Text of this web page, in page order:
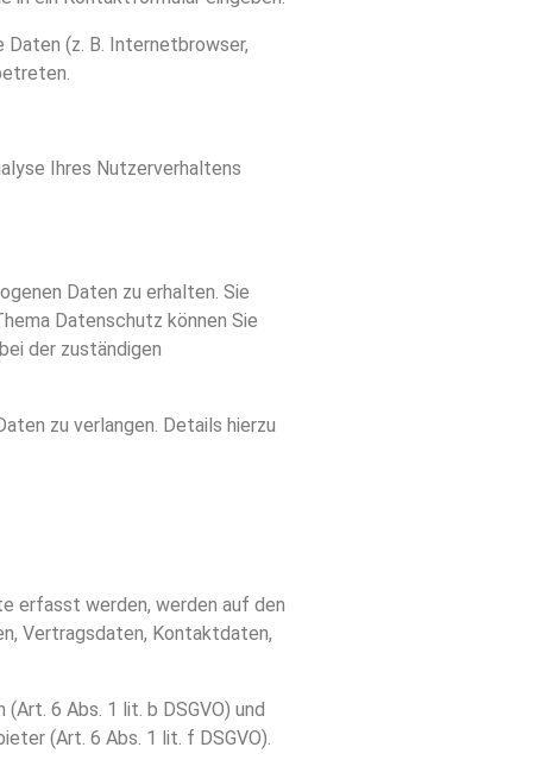
(z. B. Internetbrowser,
Ihres Nutzerverhaltens
Daten zu erhalten. Sie
Datenschutz können Sie
der zuständigen
zu verlangen. Details hierzu
erfasst werden, werden auf den
Vertragsdaten, Kontaktdaten,
6 Abs. 1 lit. b DSGVO) und
(Art. 6 Abs. 1 lit. f DSGVO).